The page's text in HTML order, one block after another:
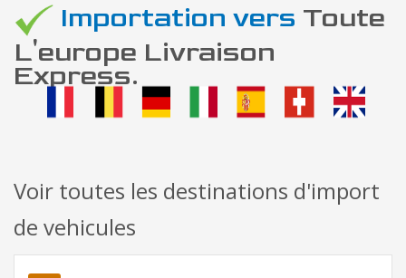
Importation vers Toute
L'europe Livraison
Express.
Voir toutes les destinations d'import
de vehicules